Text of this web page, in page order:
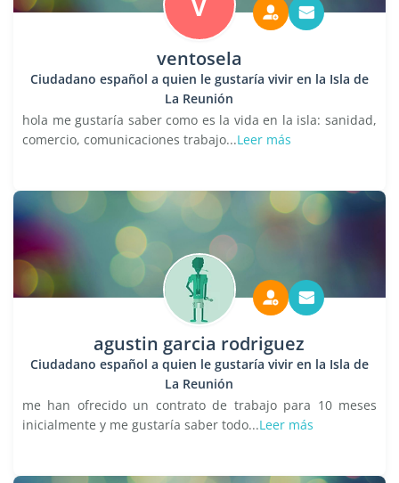
ventosela
Ciudadano español a quien le gustaría vivir en la Isla de
La Reunión
hola me gustaría saber como es la vida en la isla: sanidad,
comercio, comunicaciones trabajo...Leer más
agustin garcia rodriguez
Ciudadano español a quien le gustaría vivir en la Isla de
La Reunión
me han ofrecido un contrato de trabajo para 10 meses
inicialmente y me gustaría saber todo...Leer más